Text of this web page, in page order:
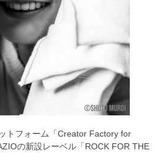
トフォーム「Creator Factory for
の新設レーベル「ROCK FOR THE